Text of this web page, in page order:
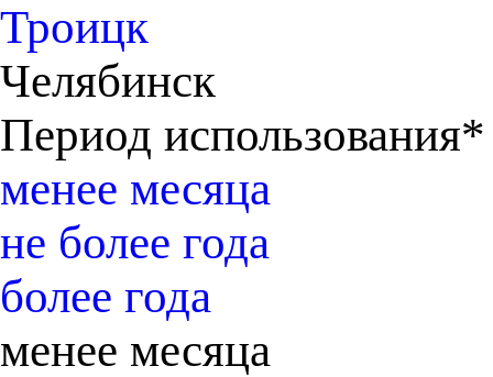
Троицк
Челябинск
Период использования*
менее месяца
не более года
более года
менее месяца